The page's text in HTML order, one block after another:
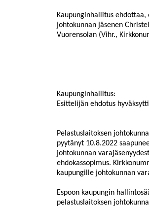
Kaupunginhallitus
johtokunnan jäsenen
Vuorensolan (Vihr.,
Kaupunginhallitus:
Esittelijän ehdotus
Pelastuslaitoksen
pyytänyt 10.8.2022
johtokunnan
ehdokassopimus.
kaupungille johtokunnan
Espoon kaupungin
pelastuslaitoksen